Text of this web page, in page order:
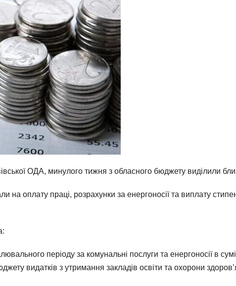
ОДА, минулого тижня з обласного бюджету виділили
оплату праці, розрахунки за енергоносії та виплату
періоду за комунальні послуги та енергоносії в
видатків з утримання закладів освіти та охорони